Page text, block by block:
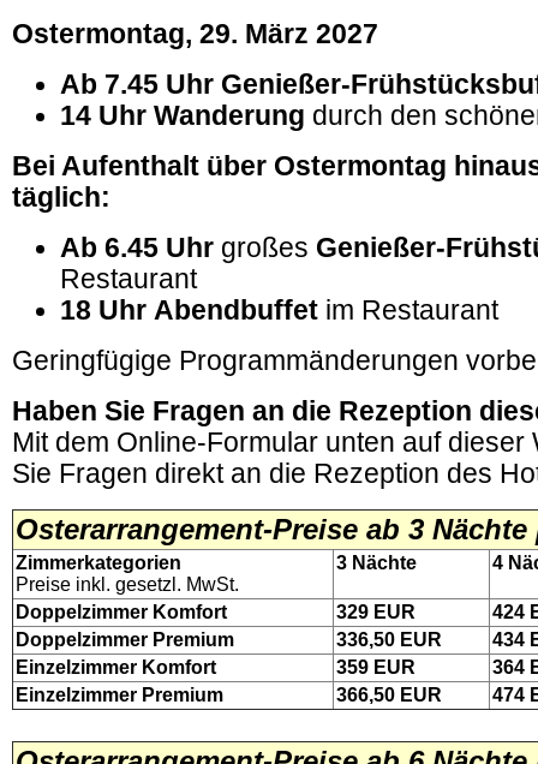
Ostermontag, 29. März 2027
Ab 7.45 Uhr Genießer-
14 Uhr Wanderung durch den
Bei Aufenthalt über Ostermontag
täglich:
Ab 6.45 Uhr großes Genießer-
Restaurant
18 Uhr Abendbuffet im Restaurant
Geringfügige Programmänderungen
Haben Sie Fragen an die Rezeption
Mit dem Online-Formular unten auf dieser
Sie Fragen direkt an die Rezeption des
Osterarrangement-Preise ab 3
Zimmerkategorien
Preise inkl. gesetzl. MwSt.
3 Nächte 4
Doppelzimmer Komfort 329 EUR 424
Doppelzimmer Premium
336,50 EUR 434
Einzelzimmer Komfort
359 EUR 364
Einzelzimmer Premium
366,50 EUR 474